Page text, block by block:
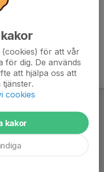
för att vår
för dig. De används
att hjälpa oss att
cookies
kakor